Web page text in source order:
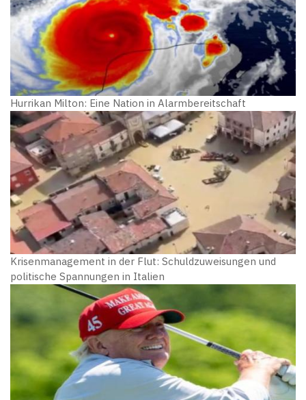
Hurrikan Milton: Eine Nation in Alarmbereitschaft
Krisenmanagement in der Flut: Schuldzuweisungen und
politische Spannungen in Italien